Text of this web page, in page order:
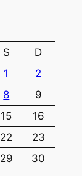
S
D
1
2
8
9
15
16
22
23
29
30